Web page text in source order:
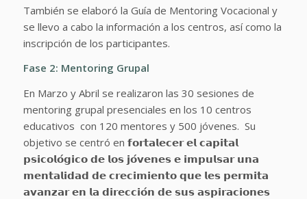
También se elaboró la Guía de Mentoring Vocacional y
se llevo a cabo la información a los centros, así como la
inscripción de los participantes.
Fase 2: Mentoring Grupal
En Marzo y Abril se realizaron las 30 sesiones de
mentoring grupal presenciales en los 10 centros
educativos con 120 mentores y 500 jóvenes. Su
objetivo se centró en 𝗳𝗼𝗿𝘁𝗮𝗹𝗲𝗰𝗲𝗿 𝗲𝗹 𝗰𝗮𝗽𝗶𝘁𝗮𝗹
𝗽𝘀𝗶𝗰𝗼𝗹𝗼́𝗴𝗶𝗰𝗼 𝗱𝗲 𝗹𝗼𝘀 𝗷𝗼́𝘃𝗲𝗻𝗲𝘀 𝗲 𝗶𝗺𝗽𝘂𝗹𝘀𝗮𝗿 𝘂𝗻𝗮
𝗺𝗲𝗻𝘁𝗮𝗹𝗶𝗱𝗮𝗱 𝗱𝗲 𝗰𝗿𝗲𝗰𝗶𝗺𝗶𝗲𝗻𝘁𝗼 𝗾𝘂𝗲 𝗹𝗲𝘀 𝗽𝗲𝗿𝗺𝗶𝘁𝗮
𝗮𝘃𝗮𝗻𝘇𝗮𝗿 𝗲𝗻 𝗹𝗮 𝗱𝗶𝗿𝗲𝗰𝗰𝗶𝗼́𝗻 𝗱𝗲 𝘀𝘂𝘀 𝗮𝘀𝗽𝗶𝗿𝗮𝗰𝗶𝗼𝗻𝗲𝘀